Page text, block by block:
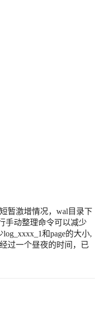
暂激增情况，wal目录下
手动整理命令可以减少
和page的大小,
过一个昼夜的时间，已